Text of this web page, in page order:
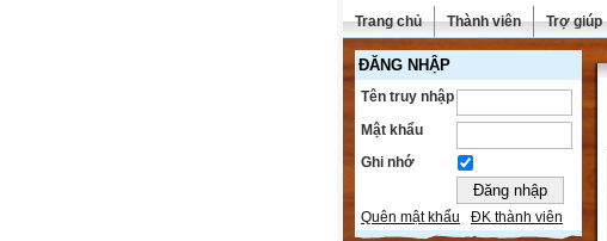
Trang chủ Thành viên Trợ giúp
ĐĂNG NHẬP
Tên truy nhập
Mật khẩu
Ghi nhớ
Quên mật khẩu ĐK thành viên